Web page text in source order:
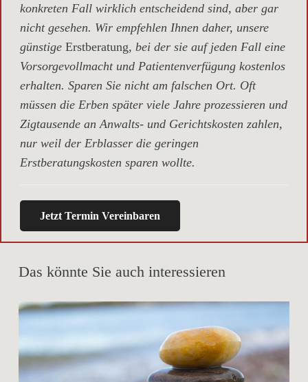
konkreten Fall wirklich entscheidend sind, aber gar
nicht gesehen. Wir empfehlen Ihnen daher, unsere
günstige Erstberatung, bei der sie auf jeden Fall eine
Vorsorgevollmacht und Patientenverfügung kostenlos
erhalten. Sparen Sie nicht am falschen Ort. Oft
müssen die Erben später viele Jahre prozessieren und
Zigtausende an Anwalts- und Gerichtskosten zahlen,
nur weil der Erblasser die geringen
Erstberatungskosten sparen wollte.
Jetzt Termin Vereinbaren
Das könnte Sie auch interessieren